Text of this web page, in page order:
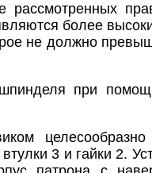
более
не должно
при
целесообразно
3 и гайки 2.